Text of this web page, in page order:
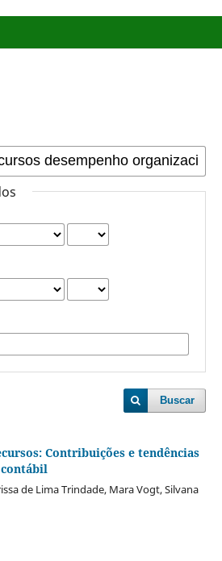
Buscar
Contribuições e tendências
contábil
de Lima Trindade, Mara Vogt, Silvana